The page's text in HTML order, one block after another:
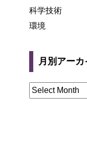
科学技術
環境
月別アーカ